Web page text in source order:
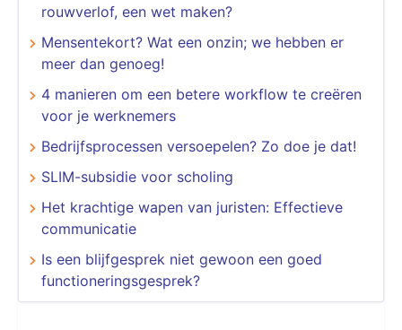
rouwverlof, een wet maken?
Mensentekort? Wat een onzin; we hebben er
meer dan genoeg!
4 manieren om een betere workflow te creëren
voor je werknemers
Bedrijfsprocessen versoepelen? Zo doe je dat!
SLIM-subsidie voor scholing
Het krachtige wapen van juristen: Effectieve
communicatie
Is een blijfgesprek niet gewoon een goed
functioneringsgesprek?